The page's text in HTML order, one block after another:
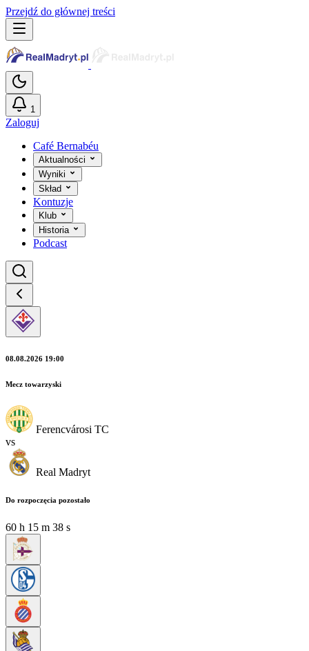
Przejdź do głównej treści
1
Zaloguj
Café Bernabéu
Aktualności
Wyniki
Skład
Kontuzje
Klub
Historia
Podcast
08.08.2026 19:00
Mecz towarzyski
Ferencvárosi TC
vs
Real Madryt
Do rozpoczęcia pozostało
60 h 15 m 36 s